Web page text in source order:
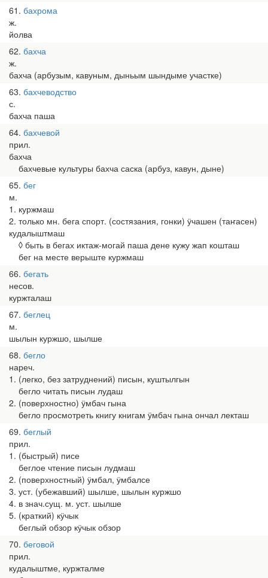
61 бахрома
ж.
йолва
62 бахча
ж.
бахча (арбузым, кавуным, дыньым шындыме участке)
63 бахчеводство
с.
бахча паша
64 бахчевой
прил.
бахча
бахчевые культуры бахча саска (арбуз, кавун, дыне)
65 бег
м.
1. куржмаш
2. только мн. бега спорт. (состязания, гонки) ӱчашен (таҥасен)
кудалыштмаш
◊ быть в бегах иктаж-могай паша дене кужу жап кошташ
бег на месте верыште куржмаш
66 бегать
несов.
куржталаш
67 беглец
м.
шылын куржшо, шылше
68 бегло
нареч.
1. (легко, без затруднений) писын, куштылгын
бегло читать писын лудаш
2. (поверхностно) ӱмбач гына
бегло просмотреть книгу книгам ӱмбач гына ончал лекташ
69 беглый
прил.
1. (быстрый) писе
беглое чтение писын лудмаш
2. (поверхностный) ӱмбал, ӱмбалсе
3. уст. (убежавший) шылше, шылын куржшо
4. в знач.сущ. м. уст. шылше
5. (краткий) кӱчык
беглый обзор кӱчык обзор
70 беговой
прил.
кудалыштме, куржталме